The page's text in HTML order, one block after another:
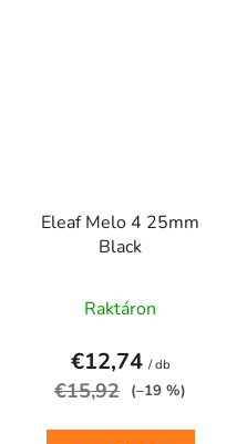
Eleaf Melo 4 25mm
Black
Raktáron
€12,74 / db
€15,92 (–19 %)